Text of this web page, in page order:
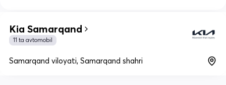
Kia Samarqand
11 ta avtomobil
Samarqand viloyati, Samarqand shahri